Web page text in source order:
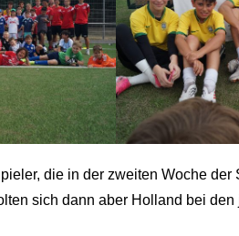
die in der zweiten Woche der
sich dann aber Holland bei